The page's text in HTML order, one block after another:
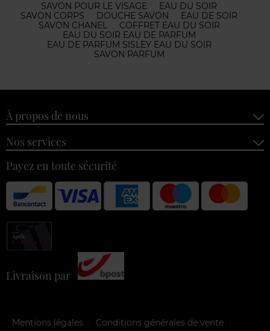
SAVON POUR LE VISAGE
EAU DU SOIR
SAVON CORPS
DOUCHE SAVON
EAU DE SOIR
SAVON CHANEL
COFFRET EAU DU SOIR
EAU DU SOIR EAU DE PARFUM
EAU DE PARFUM SISLEY EAU DU SOIR
SAVON PARFUM
À propos de nous
Nos services
Payez en toute sécurité
Livraison par
Mentions légales Conditions générales de vente